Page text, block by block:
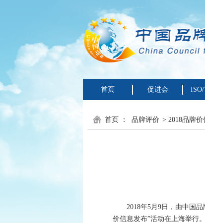
首页 促进会 ISO/
首页 ： 品牌评价 > 2018品牌
2018年5月9日，由中国品
价信息发布”活动在上海举行。